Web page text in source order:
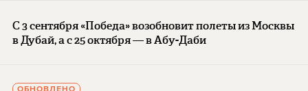
С 3 сентября «Победа» возобновит полеты из Москвы
в Дубай, а с 25 октября — в Абу-Даби